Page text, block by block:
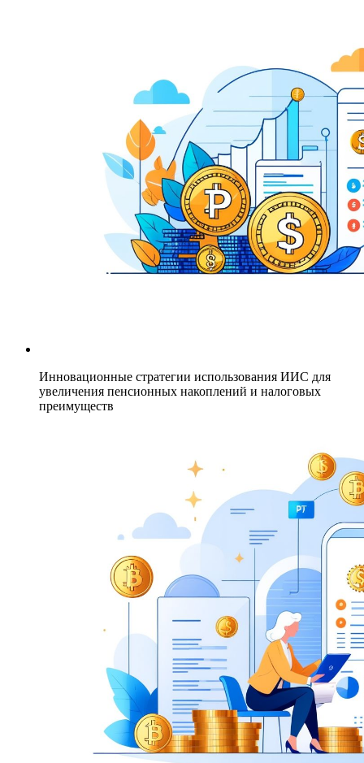
Инновационные стратегии использования ИИС для
увеличения пенсионных накоплений и налоговых
преимуществ